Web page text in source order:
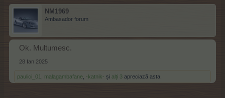
NM1969
Ambasador forum
Ok. Multumesc.
28 Ian 2025
paulici_01 malagambafane -katnik- și alți 3 apreciază asta.